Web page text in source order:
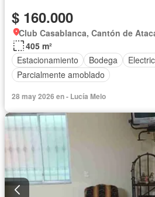
$ 160.000
Club Casablanca, Cantón de
405 m²
Estacionamiento
Bodega
Parcialmente amoblado
28 may 2026 en - Lucía Melo